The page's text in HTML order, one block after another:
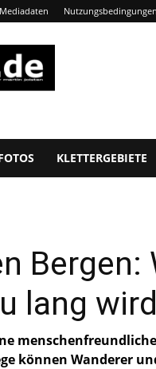
Mediadaten Nutzungsbedingungen
KLETTERGEBIETE
Bergen:
lang wird
können Wanderer